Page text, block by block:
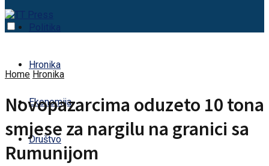
Politika
Hronika
Ekonomija
Društvo
Home Hronika
Novopazarcima oduzeto 10 tona
smjese za nargilu na granici sa
Rumunijom